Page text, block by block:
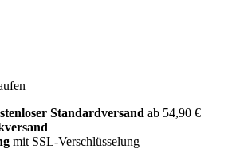
Standardversand ab 54,90 €
mit SSL-Verschlüsselung